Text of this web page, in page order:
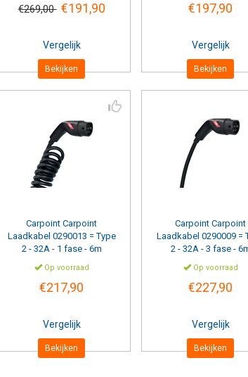
€269,00 €191,90
Vergelijk
Bekijken
€197,90
Vergelijk
Bekijken
Carpoint Carpoint
Laadkabel 0290013 = Type
2 - 32A - 1 fase - 6m
Op voorraad
€217,90
Vergelijk
Bekijken
Carpoint Carpoint
Laadkabel 0290009 =
2 - 32A - 3 fase -
Op voorraad
€227,90
Vergelijk
Bekijken